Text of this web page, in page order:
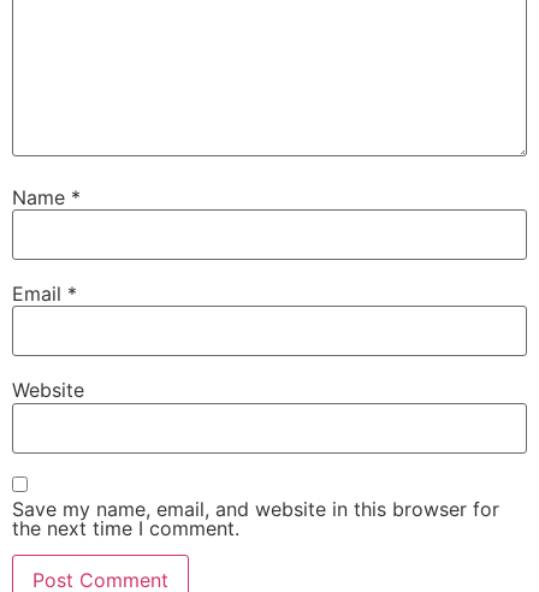
Name *
Email *
Website
Save my name, email, and website in this browser for
the next time I comment.